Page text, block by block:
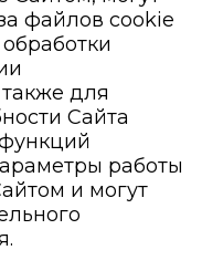
файлов cookie
для
Сайта
работы
и могут